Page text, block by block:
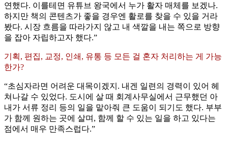
연했다. 이를테면 유튜브 왕국에서 누가 활자 매체를 보겠나.
하지만 책의 콘텐츠가 좋을 경우엔 활로를 찾을 수 있을 거라
봤다. 시장 흐름을 따라가지 않고 내 색깔을 내는 쪽으로 방향
을 잡아 자립하고자 했다.”
기획, 편집, 교정, 인쇄, 유통 등 모든 걸 혼자 처리하는 게 가능
한가?
“초심자라면 어려운 대목이겠지. 내겐 일련의 경력이 있어 헤
쳐나갈 수 있었다. 도시에 살 때 회계사무실에서 근무했던 아
내가 서류 정리 등의 일을 맡아줘 큰 도움이 되기도 했다. 부부
가 함께 원하는 곳에 살며, 함께 할 수 있는 일을 하고 있다는
점에서 매우 만족스럽다.”